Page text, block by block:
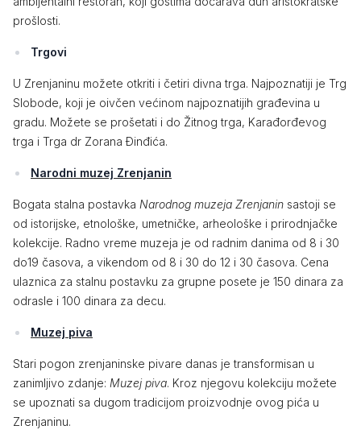
prošlosti.
Trgovi
U Zrenjaninu možete otkriti i četiri divna trga. Najpoznatiji je Trg
Slobode, koji je oivčen većinom najpoznatijih građevina u
gradu. Možete se prošetati i do Žitnog trga, Karađorđevog
trga i Trga dr Zorana Đinđića.
Narodni muzej Zrenjanin
Bogata stalna postavka Narodnog muzeja Zrenjanin sastoji se
od istorijske, etnološke, umetničke, arheološke i prirodnjačke
kolekcije. Radno vreme muzeja je od radnim danima od 8 i 30
do19 časova, a vikendom od 8 i 30 do 12 i 30 časova. Cena
ulaznica za stalnu postavku za grupne posete je 150 dinara za
odrasle i 100 dinara za decu.
Muzej piva
Stari pogon zrenjaninske pivare danas je transformisan u
zanimljivo zdanje: Muzej piva. Kroz njegovu kolekciju možete
se upoznati sa dugom tradicijom proizvodnje ovog pića u
Zrenjaninu.